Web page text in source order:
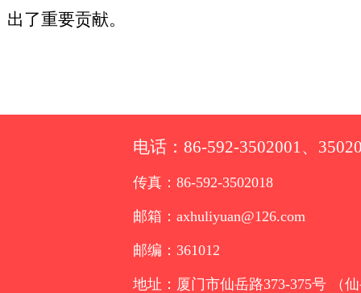
出了重要贡献。
电话：86-592-3502001、
传真：86-592-3502018
邮箱：axhuliyuan@126.com
邮编：361012
地址：厦门市仙岳路373-375号 （